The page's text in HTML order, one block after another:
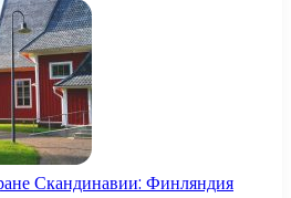
Скандинавии: Финляндия